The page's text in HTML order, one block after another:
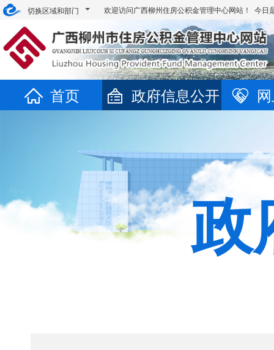
切换区域和部门 欢迎访问广西柳州住房公积金管理中心网站！ 今日
首页 政府信息公开
政